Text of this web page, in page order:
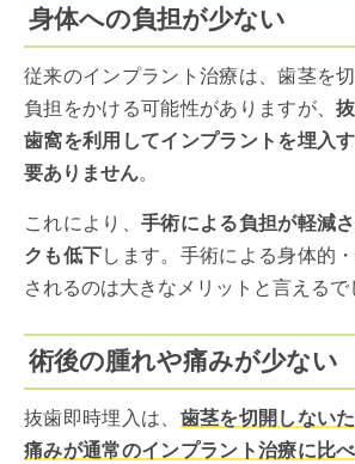
身体への負担が少ない
従来のインプラント治療は、歯茎を
負担をかける可能性がありますが、
歯窩を利用してインプラントを埋入
要ありません。
これにより、 手術による負担が軽減
クも低下します。手術による身体的
されるのは大きなメリットと言えるで
術後の腫れや痛みが少ない
抜歯即時埋入は、 歯茎を切開しない
痛みが通常のインプラント治療に比